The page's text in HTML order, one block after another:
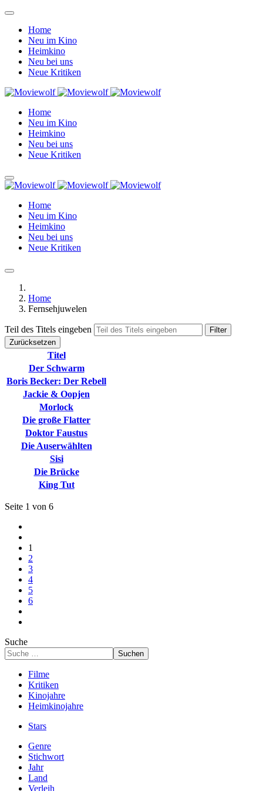
Home
Neu im Kino
Heimkino
Neu bei uns
Neue Kritiken
Home
Neu im Kino
Heimkino
Neu bei uns
Neue Kritiken
Home
Neu im Kino
Heimkino
Neu bei uns
Neue Kritiken
Home
Fernsehjuwelen
Teil des Titels eingeben
Filter
Zurücksetzen
Titel
Der Schwarm
Boris Becker: Der Rebell
Jackie & Oopjen
Morlock
Die große Flatter
Doktor Faustus
Die Auserwählten
Sisi
Die Brücke
King Tut
Seite 1 von 6
1
2
3
4
5
6
Suche
Suchen
Filme
Kritiken
Kinojahre
Heimkinojahre
Stars
Genre
Stichwort
Jahr
Land
Verleih